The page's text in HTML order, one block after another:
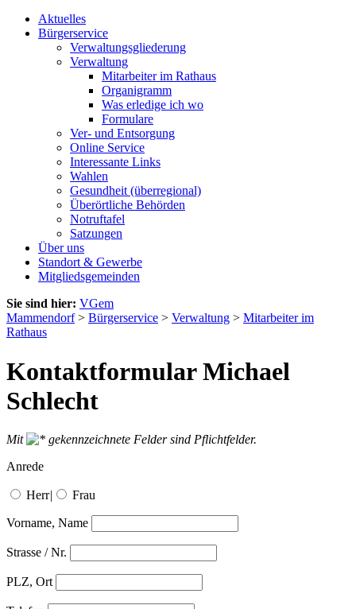
Aktuelles
Bürgerservice
Verwaltungsgliederung
Verwaltung
Mitarbeiter im Rathaus
Organigramm
Was erledige ich wo
Formulare
Ver- und Entsorgung
Online Service
Interessante Links
Wahlen
Gesundheit (überregional)
Überörtliche Behörden
Notruftafel
Satzungen
Über uns
Standort & Gewerbe
Mitgliedsgemeinden
Sie sind hier: VGem
Mammendorf> Bürgerservice > Verwaltung > Mitarbeiter im
Rathaus
Kontaktformular Michael
Schlecht
Mit
gekennzeichnete Felder sind Pflichtfelder.
Anrede
Herr| Frau
Vorname, Name
Strasse / Nr.
PLZ, Ort